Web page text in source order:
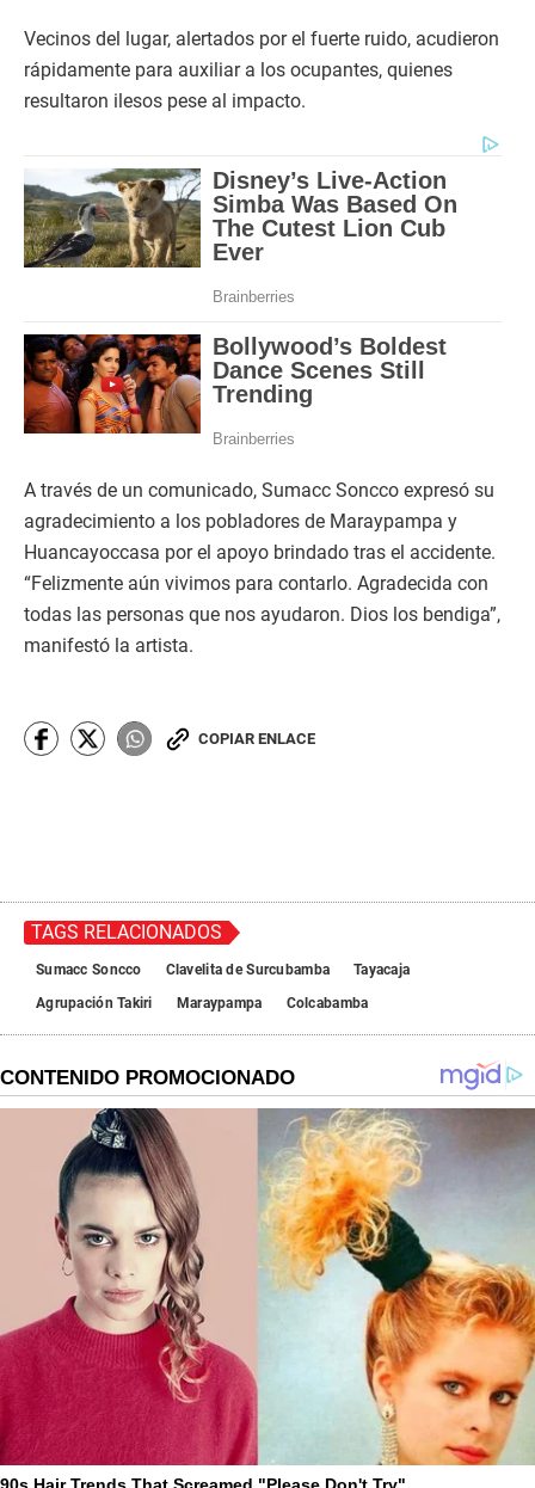
Vecinos del lugar, alertados por el fuerte ruido, acudieron
rápidamente para auxiliar a los ocupantes, quienes
resultaron ilesos pese al impacto.
A través de un comunicado, Sumacc Soncco expresó su
agradecimiento a los pobladores de Maraypampa y
Huancayoccasa por el apoyo brindado tras el accidente.
“Felizmente aún vivimos para contarlo. Agradecida con
todas las personas que nos ayudaron. Dios los bendiga”,
manifestó la artista.
COPIAR ENLACE
TAGS RELACIONADOS
Sumacc Soncco Clavelita de Surcubamba
Tayacaja
Agrupación Takiri
Maraypampa Colcabamba